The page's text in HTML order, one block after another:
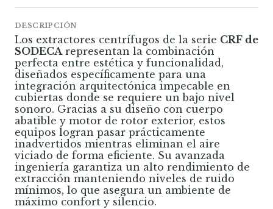
DESCRIPCIÓN
Los extractores centrífugos de la serie CRF de
SODECArepresentan la combinación
perfecta entre estética y funcionalidad,
diseñados específicamente para una
integración arquitectónica impecable en
cubiertas donde se requiere un bajo nivel
sonoro. Gracias a su diseño con cuerpo
abatible y motor de rotor exterior, estos
equipos logran pasar prácticamente
inadvertidos mientras eliminan el aire
viciado de forma eficiente. Su avanzada
ingeniería garantiza un alto rendimiento de
extracción manteniendo niveles de ruido
mínimos, lo que asegura un ambiente de
máximo confort y silencio.